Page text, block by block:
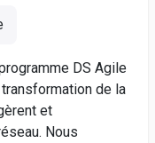
DS Agile
de la
et
Nous